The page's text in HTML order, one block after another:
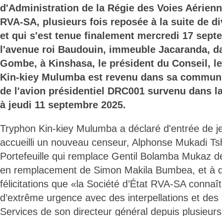
d'Administration de la Régie des Voies
RVA-SA, plusieurs fois reposée à la suite de
et qui s'est tenue finalement mercredi 17
l'avenue roi Baudouin, immeuble Jacaranda,
Gombe, à Kinshasa, le président du Conseil,
Kin-kiey Mulumba est revenu dans sa
de l'avion présidentiel DRC001 survenu dans
à jeudi 11 septembre 2025.
Tryphon Kin-kiey Mulumba a déclaré d'entrée de
accueilli un nouveau censeur, Alphonse Mukadi
Portefeuille qui remplace Gentil Bolamba Mukaz
en remplacement de Simon Makila Bumbea, et à
félicitations que «la Société d’État RVA-SA
d’extrême urgence avec des interpellations et
Services de son directeur général depuis